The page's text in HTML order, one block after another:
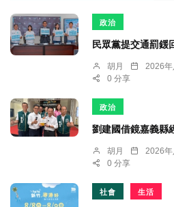
政治
民眾黨提交通罰鍰
胡月 2026年
0 分享
政治
劉建國借鏡嘉義縣
胡月 2026年
0 分享
社會 生活